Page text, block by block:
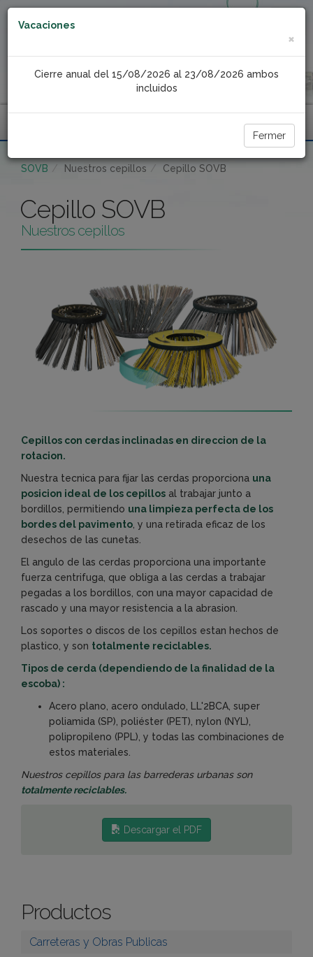
Menu
SOVB Nuestros cepillos Cepillo SOVB
Cepillo SOVB
Nuestros cepillos
Cepillos con cerdas inclinadas en direccion de la
rotacion.
Nuestra tecnica para fijar las cerdas proporciona una
posicion ideal de los cepillos al trabajar junto a
bordillos, permitiendo una limpieza perfecta de los
bordes del pavimento , y una retirada eficaz de los
desechos de las cunetas.
El angulo de las cerdas proporciona una importante
fuerza centrifuga, que obliga a las cerdas a trabajar
pegadas a los bordillos, con una mayor capacidad de
rascado y una mayor resistencia a la abrasion.
Los soportes o discos de los cepillos estan hechos de
plastico, y son totalmente reciclables.
Tipos de cerda (dependiendo de la finalidad de la
escoba) :
Acero plano, acero ondulado, LL'2BCA, super
poliamida (SP), poliéster (PET), nylon (NYL),
polipropileno (PPL), y todas las combinaciones de
estos materiales.
Nuestros cepillos para las barrederas urbanas son
totalmente reciclables.
Descargar el PDF
Productos
Carreteras y Obras Publicas
Vacaciones
×
Cierre anual del 15/08/2026 al 23/08/2026 ambos
incluidos
Fermer